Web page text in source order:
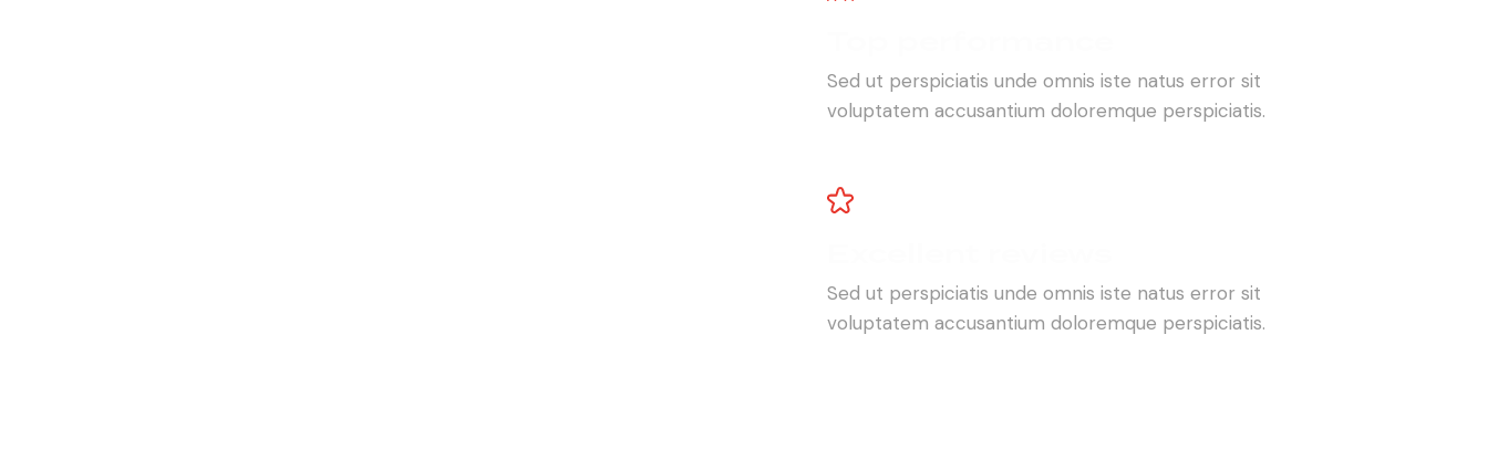
Sed ut perspiciatis unde omnis iste natus error sit
voluptatem accusantium doloremque perspiciatis.
Sed ut perspiciatis unde omnis iste natus error sit
voluptatem accusantium doloremque perspiciatis.